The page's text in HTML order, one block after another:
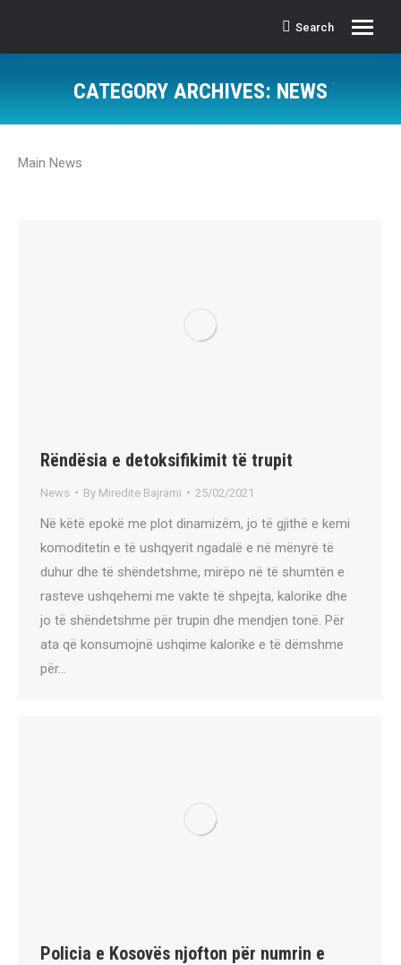
Search:
Search
CATEGORY ARCHIVES: NEWS
Main News
Rëndësia e detoksifikimit të trupit
News By Miredite Bajrami 25/02/2021
Në këtë epokë me plot dinamizëm, jo të gjithë e kemi
komoditetin e të ushqyerit ngadalë e në mënyrë të
duhur dhe të shëndetshme, mirëpo në të shumtën e
rasteve ushqehemi me vakte të shpejta, kalorike dhe
jo të shëndetshme për trupin dhe mendjen tonë. Për
ata që konsumojnë ushqime kalorike e të dëmshme
për…
Policia e Kosovës njofton për numrin e